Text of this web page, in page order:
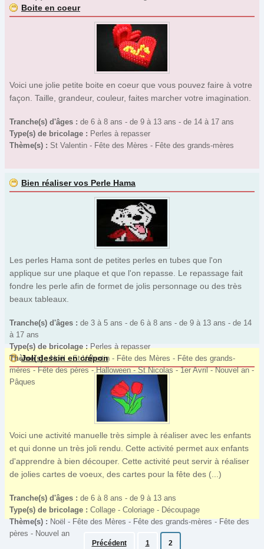
Boite en coeur
Voici une jolie petite boite en coeur que vous pouvez faire à votre
façon. Taille, grandeur, couleur, faites marcher votre imagination.
Tranche(s) d'âges : de 6 à 8 ans - de 9 à 13 ans - de 14 à 17 ans
Type(s) de bricolage : Perles à repasser
Thème(s) : St Valentin - Fête des Mères - Fête des grands-mères
Bien réaliser vos Perle Hama
Les perles Hama sont de petites perles en tubes que l'on
applique sur une plaque et que l'on repasse. Le repassage fait
fondre les perle afin de formet de jolis personnage ou des très
beaux tableaux.
Tranche(s) d'âges : de 3 à 5 ans - de 6 à 8 ans - de 9 à 13 ans - de 14
à 17 ans
Type(s) de bricolage :Perles à repasser
Thème(s) :Noël - St Valentin - Fête des Mères - Fête des grands-
mères - Fête des pères - Halloween - St Nicolas - 1er Avril - Nouvel an -
Pâques
Joli dessin en crépon
Voici une activité manuelle très simple à réaliser avec les enfants
et qui donne un très joli rendu. Cette activité permet aux enfants
d'apprendre à bien découper. Cette activité peut servir à réaliser
de jolies cartes de voeux, des cartes pour la fête des (...)
Tranche(s) d'âges : de 6 à 8 ans - de 9 à 13 ans
Type(s) de bricolage : Collage - Coloriage - Découpage
Thème(s) :Noël - Fête des Mères - Fête des grands-mères - Fête des
pères - Nouvel an
Précédent 1 2